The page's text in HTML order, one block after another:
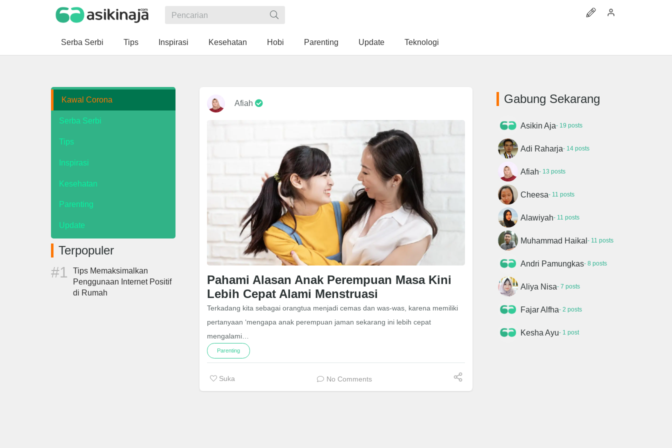
Serba Serbi Tips Inspirasi Kesehatan Hobi Parenting Update Teknologi
Kawal Corona
Serba Serbi
Tips
Inspirasi
Kesehatan
Parenting
Update
Terpopuler
Tips Memaksimalkan
Penggunaan Internet Positif
di Rumah
Afiah
Pahami Alasan Anak Perempuan Masa Kini
Lebih Cepat Alami Menstruasi
Terkadang kita sebagai orangtua menjadi cemas dan was-was, karena memiliki
pertanyaan ‘mengapa anak perempuan jaman sekarang ini lebih cepat
mengalami…
Parenting
Suka No Comments
Gabung Sekarang
Asikin Aja- 19 posts
Adi Raharja- 14 posts
Afiah- 13 posts
Cheesa- 11 posts
Alawiyah- 11 posts
Muhammad Haikal - 11 posts
Andri Pamungkas- 8 posts
Aliya Nisa- 7 posts
Fajar Alfha- 2 posts
Kesha Ayu- 1 post